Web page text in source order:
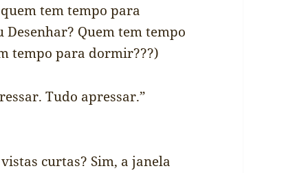
tem tempo para
Quem tem tempo
tempo para dormir???)
Tudo apressar.”
curtas? Sim, a janela